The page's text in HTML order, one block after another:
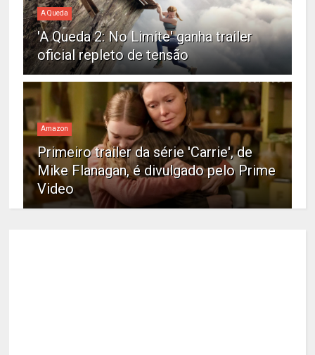
A Queda
'A Queda 2: No Limite' ganha trailer
oficial repleto de tensão
Amazon
Primeiro trailer da série 'Carrie', de
Mike Flanagan, é divulgado pelo Prime
Video